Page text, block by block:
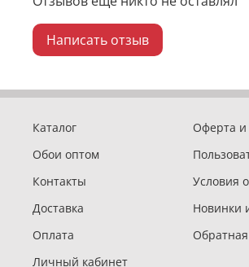
Написать отзыв
Каталог
Обои оптом
Контакты
Доставка
Оплата
Личный кабинет
Оферта и
Условия
Новинки